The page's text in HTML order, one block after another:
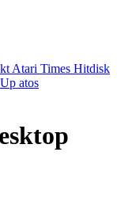
Atari Times Hitdisk
atos